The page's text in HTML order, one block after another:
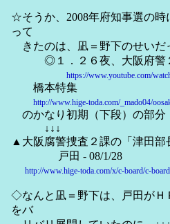
☆そうか、2008年府知事選の
って
きたのは、凪＝野下のせいだ
◎１．２６夜、大阪府警２
https://www.youtube.com/
橋本特集
http://www.hige-toda.com/_mado04/
のかなり初期（下段）の部分
↓↓↓
▲大阪腐警捜査２課の「津田部
戸田 - 08/1/28
http://www.hige-toda.com/x/c-board/c-
◇なんと凪＝野下は、戸田がＨ
をバ